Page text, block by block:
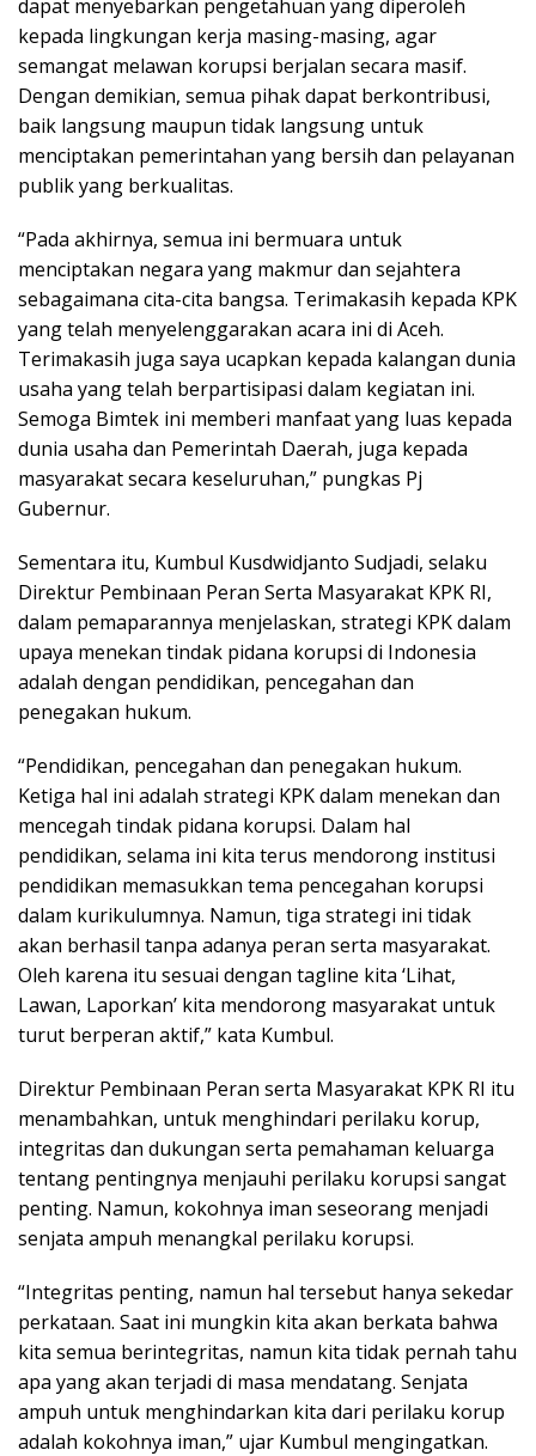
dapat menyebarkan pengetahuan yang diperoleh
kepada lingkungan kerja masing-masing, agar
semangat melawan korupsi berjalan secara masif.
Dengan demikian, semua pihak dapat berkontribusi,
baik langsung maupun tidak langsung untuk
menciptakan pemerintahan yang bersih dan pelayanan
publik yang berkualitas.
“Pada akhirnya, semua ini bermuara untuk
menciptakan negara yang makmur dan sejahtera
sebagaimana cita-cita bangsa. Terimakasih kepada KPK
yang telah menyelenggarakan acara ini di Aceh.
Terimakasih juga saya ucapkan kepada kalangan dunia
usaha yang telah berpartisipasi dalam kegiatan ini.
Semoga Bimtek ini memberi manfaat yang luas kepada
dunia usaha dan Pemerintah Daerah, juga kepada
masyarakat secara keseluruhan,” pungkas Pj
Gubernur.
Sementara itu, Kumbul Kusdwidjanto Sudjadi, selaku
Direktur Pembinaan Peran Serta Masyarakat KPK RI,
dalam pemaparannya menjelaskan, strategi KPK dalam
upaya menekan tindak pidana korupsi di Indonesia
adalah dengan pendidikan, pencegahan dan
penegakan hukum.
“Pendidikan, pencegahan dan penegakan hukum.
Ketiga hal ini adalah strategi KPK dalam menekan dan
mencegah tindak pidana korupsi. Dalam hal
pendidikan, selama ini kita terus mendorong institusi
pendidikan memasukkan tema pencegahan korupsi
dalam kurikulumnya. Namun, tiga strategi ini tidak
akan berhasil tanpa adanya peran serta masyarakat.
Oleh karena itu sesuai dengan tagline kita ‘Lihat,
Lawan, Laporkan’ kita mendorong masyarakat untuk
turut berperan aktif,” kata Kumbul.
Direktur Pembinaan Peran serta Masyarakat KPK RI itu
menambahkan, untuk menghindari perilaku korup,
integritas dan dukungan serta pemahaman keluarga
tentang pentingnya menjauhi perilaku korupsi sangat
penting. Namun, kokohnya iman seseorang menjadi
senjata ampuh menangkal perilaku korupsi.
“Integritas penting, namun hal tersebut hanya sekedar
perkataan. Saat ini mungkin kita akan berkata bahwa
kita semua berintegritas, namun kita tidak pernah tahu
apa yang akan terjadi di masa mendatang. Senjata
ampuh untuk menghindarkan kita dari perilaku korup
adalah kokohnya iman,” ujar Kumbul mengingatkan.